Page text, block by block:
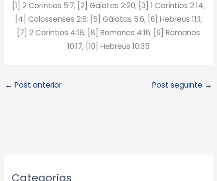
[1] 2 Coríntios 5:7; [2] Gálatas 2:20; [3] 1 Coríntios 2:14;
[4] Colossenses 2:6; [5] Gálatas 5:6; [6] Hebreus 11:1;
[7] 2 Coríntios 4:18; [8] Romanos 4:16; [9] Romanos
10:17; [10] Hebreus 10:35
← Post anterior Post seguinte →
Categorias
r